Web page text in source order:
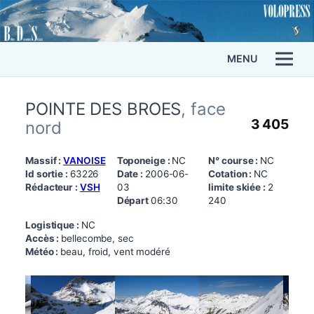
MENU
POINTE DES BROES, face
nord
3 405
Massif :VANOISE
Id sortie : 63226
Rédacteur : VSH
Toponeige : NC
Date : 2006-06-
03
Départ06:30
N° course : NC
Cotation : NC
limite skiée : 2
240
Logistique : NC
Accès : bellecombe, sec
Météo : beau, froid, vent modéré